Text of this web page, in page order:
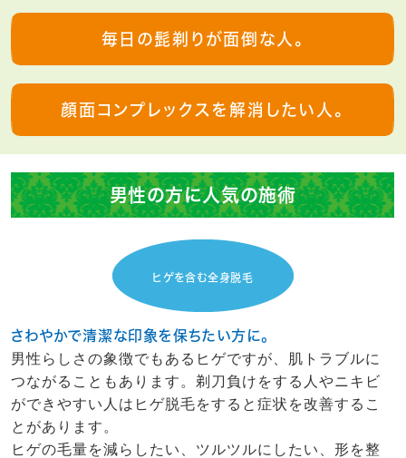
毎日の髭剃りが面倒な人。
顔面コンプレックスを解消したい人。
男性の方に人気の施術
ヒゲを含む全身脱毛
さわやかで清潔な印象を保ちたい方に。
男性らしさの象徴でもあるヒゲですが、肌トラブルに
つながることもあります。剃刀負けをする人やニキビ
ができやすい人はヒゲ脱毛をすると症状を改善するこ
とがあります。
ヒゲの毛量を減らしたい、ツルツルにしたい、形を整